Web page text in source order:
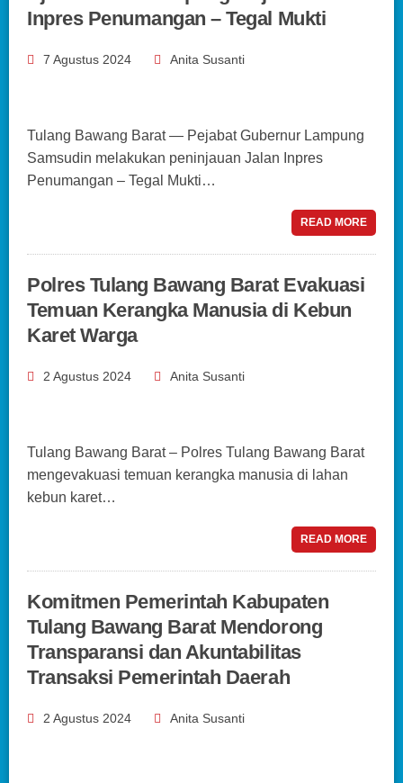
Inpres Penumangan – Tegal Mukti
7 Agustus 2024 Anita Susanti
Tulang Bawang Barat — Pejabat Gubernur Lampung
Samsudin melakukan peninjauan Jalan Inpres
Penumangan – Tegal Mukti…
READ MORE
Polres Tulang Bawang Barat Evakuasi
Temuan Kerangka Manusia di Kebun
Karet Warga
2 Agustus 2024 Anita Susanti
Tulang Bawang Barat – Polres Tulang Bawang Barat
mengevakuasi temuan kerangka manusia di lahan
kebun karet…
READ MORE
Komitmen Pemerintah Kabupaten
Tulang Bawang Barat Mendorong
Transparansi dan Akuntabilitas
Transaksi Pemerintah Daerah
2 Agustus 2024 Anita Susanti